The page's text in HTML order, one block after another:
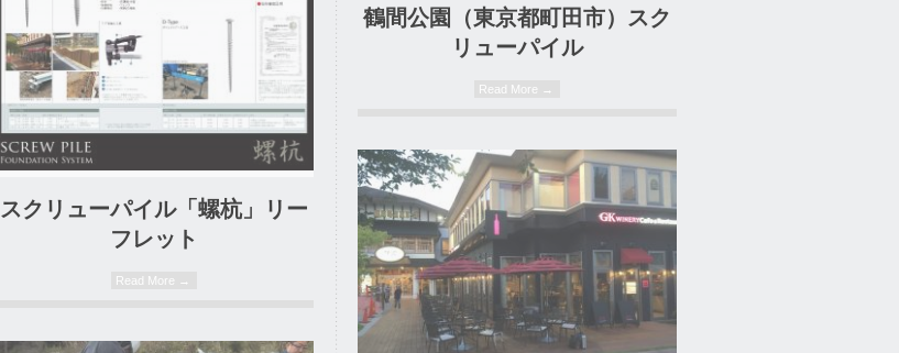
鶴間公園（東京都町田市）スク
リューパイル
Read More →
スクリューパイル「螺杭」リー
フレット
Read More →
12. 07. 2017